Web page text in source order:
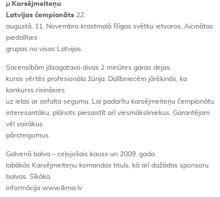
µ Karsējmeiteņu
Latvijas čempionāts 22.
augustā, 11. Novembra krastmalā Rīgas svētku ietvaros. Aicinātas
piedalīties
grupas no visas Latvijas.
Sacensībām jāsagatavo divas 2 minūtes garas dejas,
kuras vērtēs profesionāla žūrija. Dalībniecēm jārēķinās, ka
konkurss risināsies
uz ielas ar asfalta segumu. Lai padarītu karsējmeiteņu čempionātu
interesantāku, plānots piesaistīt arī viesmāksliniekus. Garantējam
vēl vairākus
pārsteigumus.
Galvenā balva – ceļojošais kauss un 2009. gada
labākās Karsējmeiteņu komandas tituls, kā arī dažādas sponsoru
balvas. Sīkāka
informācija www.lkma.lv